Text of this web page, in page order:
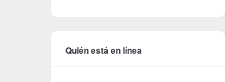
Quién está en línea